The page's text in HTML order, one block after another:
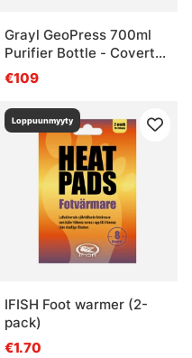
Grayl GeoPress 700ml
Purifier Bottle - Covert
Black
€109
Loppuunmyyty
IFISH Foot warmer (2-
pack)
€1.70